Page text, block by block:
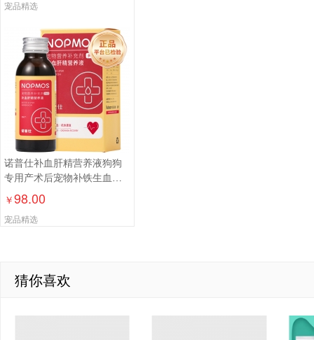
宠品精选
诺普仕补血肝精营养液狗狗
专用产术后宠物补铁生血护
肝100ml
￥98.00
宠品精选
猜你喜欢